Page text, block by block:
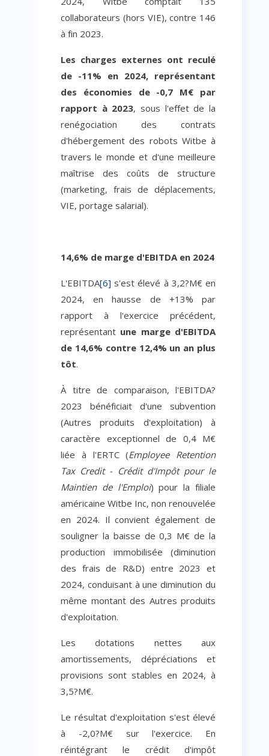
collaborateurs (hors VIE), contre 146
à fin 2023.
Les charges externes ont reculé
de -11% en 2024, représentant
des économies de -0,7 M€ par
rapport à 2023, sous l'effet de la
renégociation des contrats
d'hébergement des robots Witbe à
travers le monde et d'une meilleure
maîtrise des coûts de structure
(marketing, frais de déplacements,
VIE, portage salarial).
14,6% de marge d'EBITDA en 2024
L'EBITDA[6] s'est élevé à 3,2?M€ en
2024, en hausse de +13% par
rapport à l'exercice précédent,
représentant une marge d'EBITDA
de 14,6% contre 12,4% un an plus
tôt.
À titre de comparaison, l'EBITDA?
2023 bénéficiait d'une subvention
(Autres produits d'exploitation) à
caractère exceptionnel de 0,4 M€
liée à l'ERTC (Employee Retention
Tax Credit - Crédit d'Impôt pour le
Maintien de l'Emploi) pour la filiale
américaine Witbe Inc, non renouvelée
en 2024. Il convient également de
souligner la baisse de 0,3 M€ de la
production immobilisée (diminution
des frais de R&D) entre 2023 et
2024, conduisant à une diminution du
même montant des Autres produits
d'exploitation.
Les dotations nettes aux
amortissements, dépréciations et
provisions sont stables en 2024, à
3,5?M€.
Le résultat d'exploitation s'est élevé
à -2,0?M€ sur l'exercice. En
réintégrant le crédit d'impôt